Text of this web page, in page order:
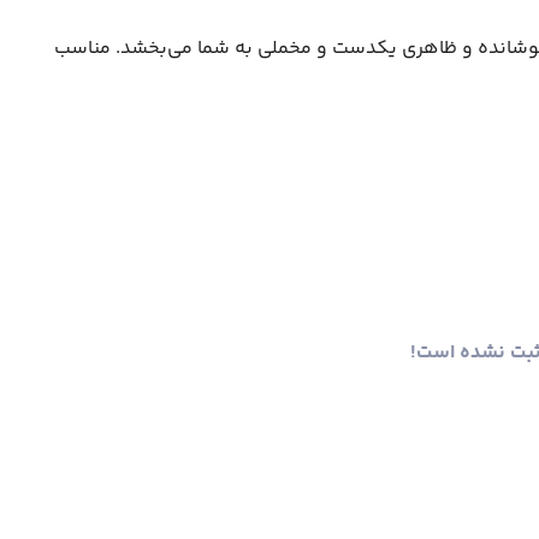
پوشانده و ظاهری یکدست و مخملی به شما می‌بخشد. مناسب
نشده است!